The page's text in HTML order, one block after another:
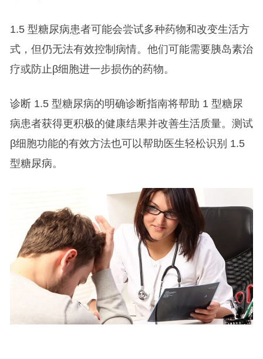
1.5 型糖尿病患者可能会尝试多种药物和改变生活方
式，但仍无法有效控制病情。他们可能需要胰岛素治
疗或防止β细胞进一步损伤的药物。
诊断 1.5 型糖尿病的明确诊断指南将帮助 1 型糖尿
病患者获得更积极的健康结果并改善生活质量。测试
β细胞功能的有效方法也可以帮助医生轻松识别 1.5
型糖尿病。